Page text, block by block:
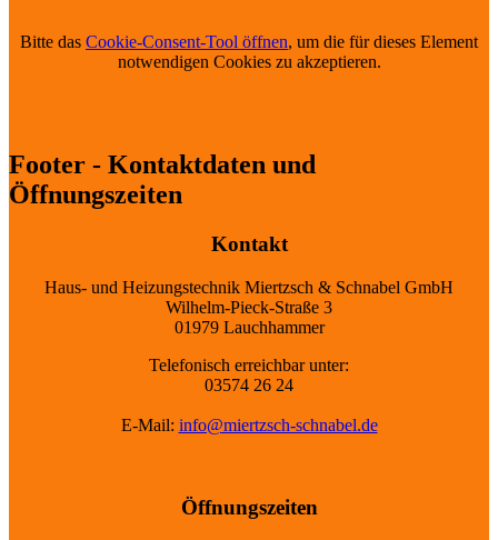
Bitte das Cookie-Consent-Tool öffnen, um die für dieses Element
notwendigen Cookies zu akzeptieren.
Footer - Kontaktdaten und
Öffnungszeiten
Kontakt
Haus- und Heizungstechnik Miertzsch & Schnabel GmbH
Wilhelm-Pieck-Straße 3
01979 Lauchhammer
Telefonisch erreichbar unter:
03574 26 24
E-Mail: info@miertzsch-schnabel.de
Öffnungszeiten